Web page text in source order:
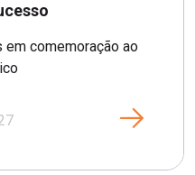
comemoração ao